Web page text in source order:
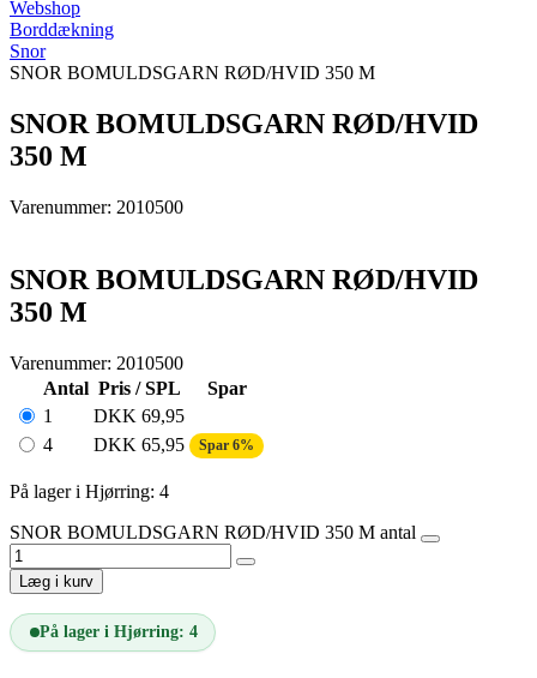
Webshop
Borddækning
Snor
SNOR BOMULDSGARN RØD/HVID 350 M
SNOR BOMULDSGARN RØD/HVID
350 M
Varenummer: 2010500
SNOR BOMULDSGARN RØD/HVID
350 M
Varenummer: 2010500
Antal Pris / SPL
Spar
1
DKK 69,95
4
DKK 65,95 Spar 6%
På lager i Hjørring: 4
SNOR BOMULDSGARN RØD/HVID 350 M antal
Læg i kurv
På lager i Hjørring: 4